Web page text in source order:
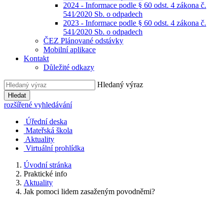
2024 - Informace podle § 60 odst. 4 zákona č.
541⁄2020 Sb. o odpadech
2023 - Informace podle § 60 odst. 4 zákona č.
541⁄2020 Sb. o odpadech
ČEZ Plánované odstávky
Mobilní aplikace
Kontakt
Důležité odkazy
Hledaný výraz
Hledat
rozšířené vyhledávání
Úřední deska
Mateřská škola
Aktuality
Virtuální prohlídka
Úvodní stránka
Praktické info
Aktuality
Jak pomoci lidem zasaženým povodněmi?